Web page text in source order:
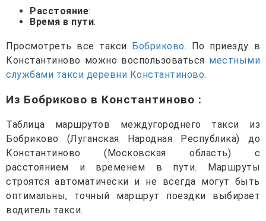
Расстояние:
Время в пути:
Просмотреть все такси Бобриково. По приезду в
Константиново можно воспользоваться местными
службами такси деревни Константиново.
Из Бобриково в Константиново :
Таблица маршрутов междугороднего такси из
Бобриково (Луганская Народная Республика) до
Константиново (Московская область) с
расстоянием и временем в пути. Маршруты
строятся автоматически и не всегда могут быть
оптимальны, точный маршрут поездки выбирает
водитель такси.